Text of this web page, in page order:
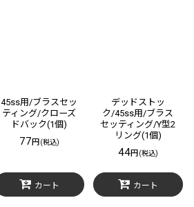
45ss用/ブラスセッ
ティング/クローズ
ドバック(1個)
77円(税込)
カート
デッドストッ
ク/45ss用/ブラス
セッティング/Y型2
リング(1個)
44円(税込)
カート